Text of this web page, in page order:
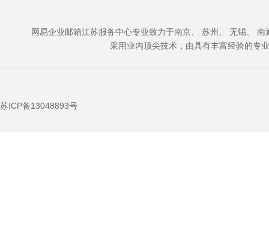
网易企业邮箱江苏服务中心专业致力于南京、 苏州、 无锡、
采用业内顶尖技术，由具有丰富经验的专
苏ICP备13048893号